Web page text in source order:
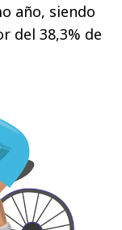
año, siendo
del 38,3% de